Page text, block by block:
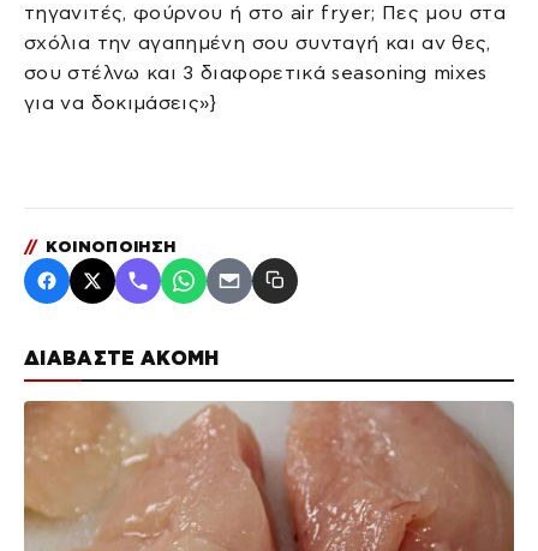
ΔΙΑΒΑΣΤΕ ΑΚΟΜΗ
τηγανιτές, φούρνου ή στο air fryer; Πες μου στα
σχόλια την αγαπημένη σου συνταγή και αν θες,
σου στέλνω και 3 διαφορετικά seasoning mixes
για να δοκιμάσεις»}
// ΚΟΙΝΟΠΟΙΗΣΗ